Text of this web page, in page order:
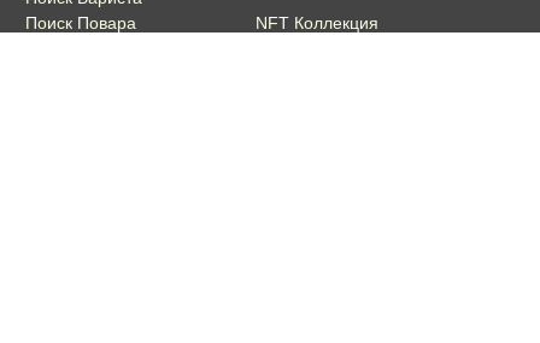
Поиск Повара
NFT Коллекция